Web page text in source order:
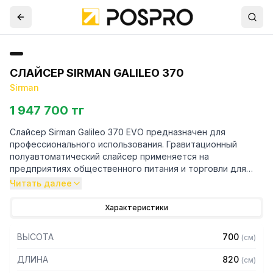
СЛАЙСЕР SIRMAN GALILEO 370
Sirman
1 947 700 тг
Слайсер Sirman Galileo 370 EVO предназначен для
профессионального использования. Гравитационный
полуавтоматический слайсер применяется на
предприятиях общественного питания и торговли для
нарезки колбасы, ветчины, различных мясных
— Корпус с закругленными углами
— Угол наклона ножа 38
— опорная плита и направляющая рейка выполнены из
Читать далее
Характеристики
ВЫСОТА 700 (см)
ДЛИНА 820 (см)